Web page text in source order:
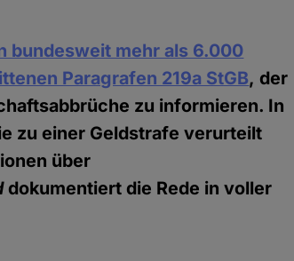
bundesweit mehr als 6.000
Paragrafen 219a StGB, der
zu informieren. In
zu einer Geldstrafe verurteilt
über
dokumentiert die Rede in voller